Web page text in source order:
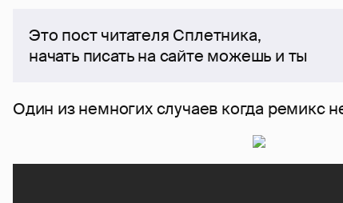
Это пост читателя Сплетника,
начать писать на сайте можешь и ты
Один из немногих случаев когда ремикс